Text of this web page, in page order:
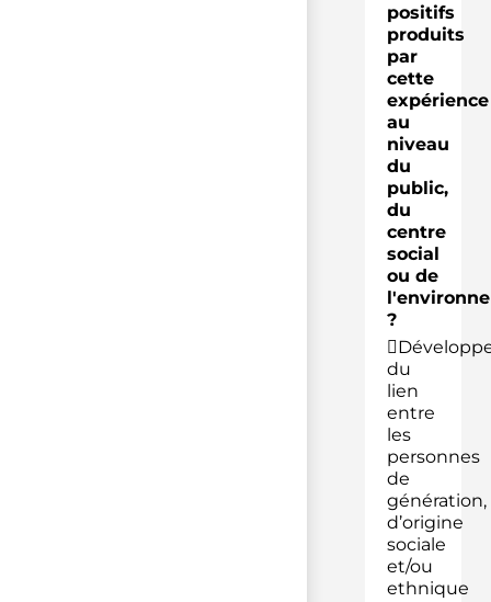
positifs
produits
par
cette
expérience
au
niveau
du
public,
du
centre
social
ou de
?
du
lien
entre
les
personnes
de
génération,
d’origine
sociale
et/ou
ethnique